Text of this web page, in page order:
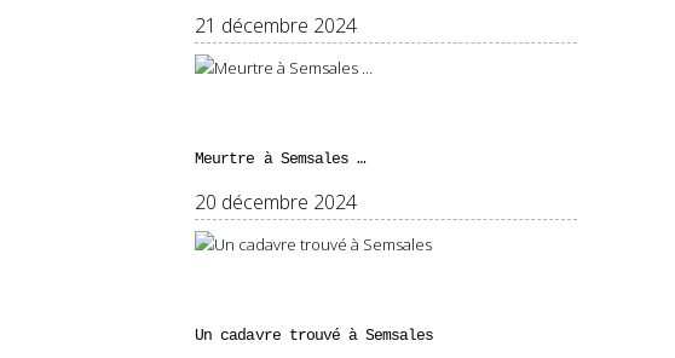
21 décembre 2024
Meurtre à Semsales …
20 décembre 2024
Un cadavre trouvé à Semsales